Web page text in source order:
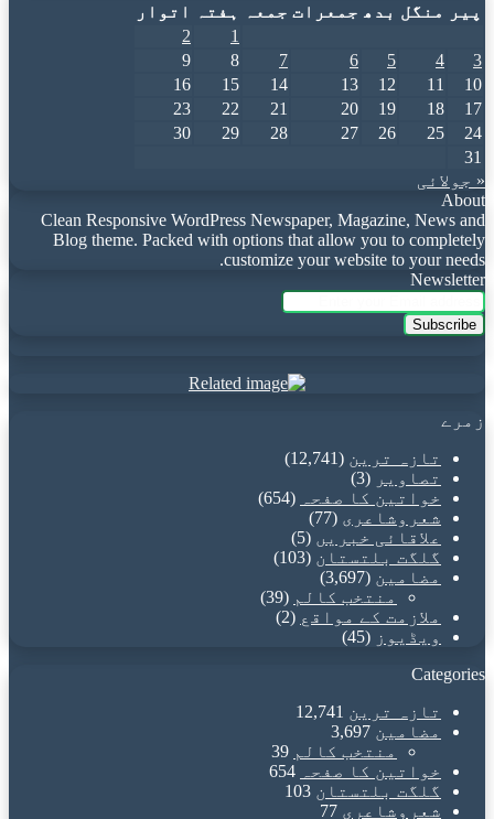
پیر
منگل بدھ جمعرات جمعہ ہفتہ
اتوار
1
2
3
4
5
6
7
8
9
10
11
12
13
14
15
16
17
18
19
20
21
22
23
24
25
26
27
28
29
30
31
« جولائی
About
Clean Responsive WordPress Newspaper, Magazine, News and
Blog theme. Packed with options that allow you to completely
customize your website to your needs.
Newsletter
Enter
your
Email
زمرے
تازہ ترین (12,741)
تصاویر (3)
خواتین کا صفحہ
(654)
شعروشاعری (77)
علاقائی خبریں (5)
گلگت بلتستان (103)
مضامین (3,697)
منتخب کالم (39)
ملازمت کے مواقع (2)
ویڈیوز (45)
Categories
تازہ ترین 12,741
مضامین 3,697
منتخب کالم 39
خواتین کا صفحہ
654
گلگت بلتستان 103
شعروشاعری 77